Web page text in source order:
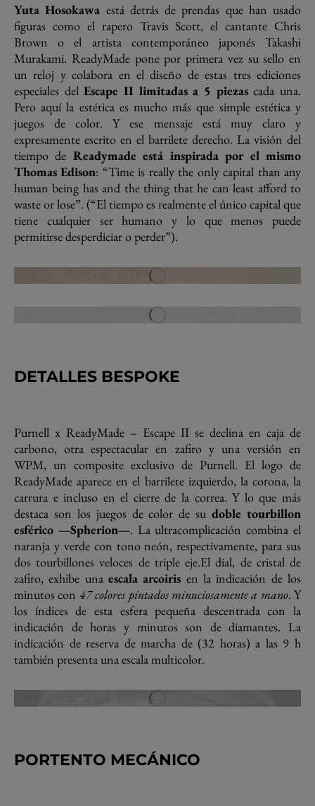
Yuta Hosokawa está detrás de prendas que han usado
figuras como el rapero Travis Scott, el cantante Chris
Brown o el artista contemporáneo japonés Takashi
Murakami. ReadyMade pone por primera vez su sello en
un reloj y colabora en el diseño de estas tres ediciones
especiales delEscape II limitadas a 5 piezascada una.
Pero aquí la estética es mucho más que simple estética y
juegos de color. Y ese mensaje está muy claro y
expresamente escrito en el barrilete derecho. La visión del
tiempo de Readymade está inspirada por el mismo
Thomas Edison: “Time is really the only capital than any
human being has and the thing that he can least afford to
waste or lose”. (“El tiempo es realmente el único capital que
tiene cualquier ser humano y lo que menos puede
permitirse desperdiciar o perder”).
DETALLES BESPOKE
Purnell x ReadyMade – Escape II se declina en caja de
carbono, otra espectacular en zafiro y una versión en
WPM, un composite exclusivo de Purnell. El logo de
ReadyMade aparece en el barrilete izquierdo, la corona, la
carrura e incluso en el cierre de la correa. Y lo que más
destaca son los juegos de color de sudoble tourbillon
esférico —Spherion—. La ultracomplicación combina el
naranja y verde con tono neón, respectivamente, para sus
dos tourbillones veloces de triple eje.El dial, de cristal de
zafiro, exhibe unaescala arcoiris en la indicación de los
minutos con 47 colores pintados minuciosamente a mano. Y
los índices de esta esfera pequeña descentrada con la
indicación de horas y minutos son de diamantes. La
indicación de reserva de marcha de (32 horas) a las 9 h
también presenta una escala multicolor.
PORTENTO MECÁNICO